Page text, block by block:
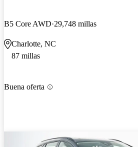
B5 Core AWD 29,748 millas
Charlotte, NC
87 millas
Buena oferta